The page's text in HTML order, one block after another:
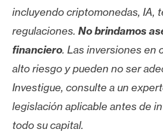
incluyendo criptomonedas, IA,
regulaciones. No brindamos
financiero. Las inversiones en
alto riesgo y pueden no ser
Investigue, consulte a un
legislación aplicable antes de
todo su capital.